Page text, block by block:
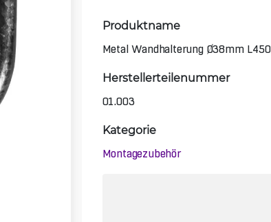
Produktname
Metal Wandhalterung Ø38mm L450
Herstellerteilenummer
01.003
Kategorie
Montagezubehör